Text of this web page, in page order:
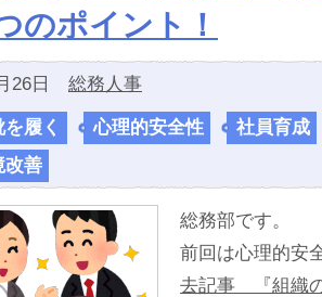
のポイント！
26日 総務人事
履く 心理的安全性 社員育成
改善
総務部です。
前回は心理的安
去記事 『組織